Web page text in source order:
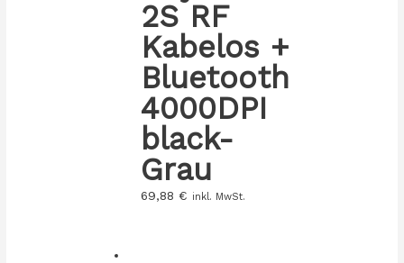
2S RF
Kabelos +
Bluetooth
4000DPI
black-
Grau
69,88 € inkl. MwSt.